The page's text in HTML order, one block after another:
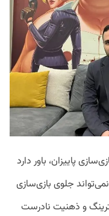
پاییزان، باور دارد
جلوی بازی‌سازی
و ذهنیت نادرست